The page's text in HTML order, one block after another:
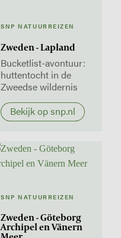
SNP NATUURREIZEN
Zweden - Lapland
Bucketlist-avontuur:
huttentocht in de
Zweedse wildernis
Bekijk op snp.nl
SNP NATUURREIZEN
Zweden - Göteborg
Archipel en Vänern